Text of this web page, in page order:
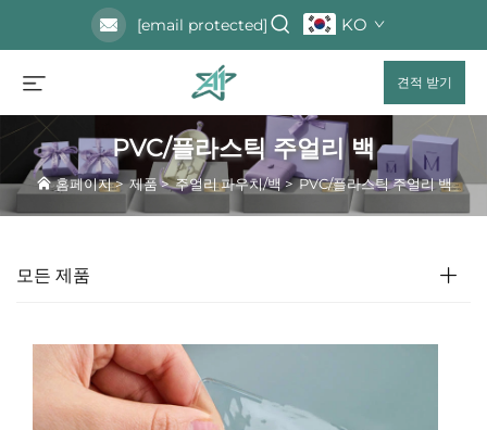
[email protected] KO
견적 받기
PVC/플라스틱 주얼리 백
홈페이지>제품>주얼리 파우치/백>PVC/플라스틱 주얼리 백
모든 제품